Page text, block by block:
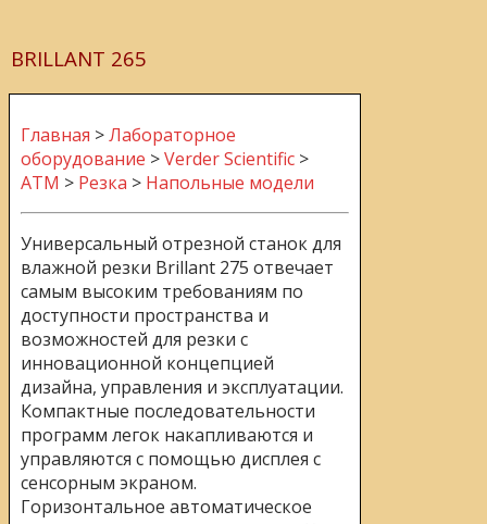
BRILLANT 265
Главная >Лабораторное
оборудование >Verder Scientific >
ATM > Резка > Напольные модели
Универсальный отрезной станок для
влажной резки Brillant 275 отвечает
самым высоким требованиям по
доступности пространства и
возможностей для резки с
инновационной концепцией
дизайна, управления и эксплуатации.
Компактные последовательности
программ легок накапливаются и
управляются с помощью дисплея с
сенсорным экраном.
Горизонтальное автоматическое